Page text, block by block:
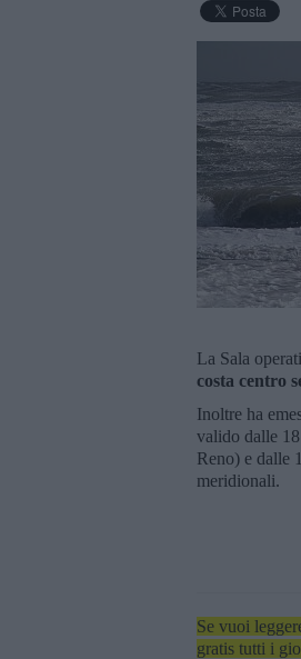
La Sala
costa centro
Inoltre ha
valido dalle
Reno) e dalle
meridionali.
Se vuoi
gratis tutti i